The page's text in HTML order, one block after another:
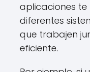
aplicaciones
diferentes
que trabajen
eficiente.